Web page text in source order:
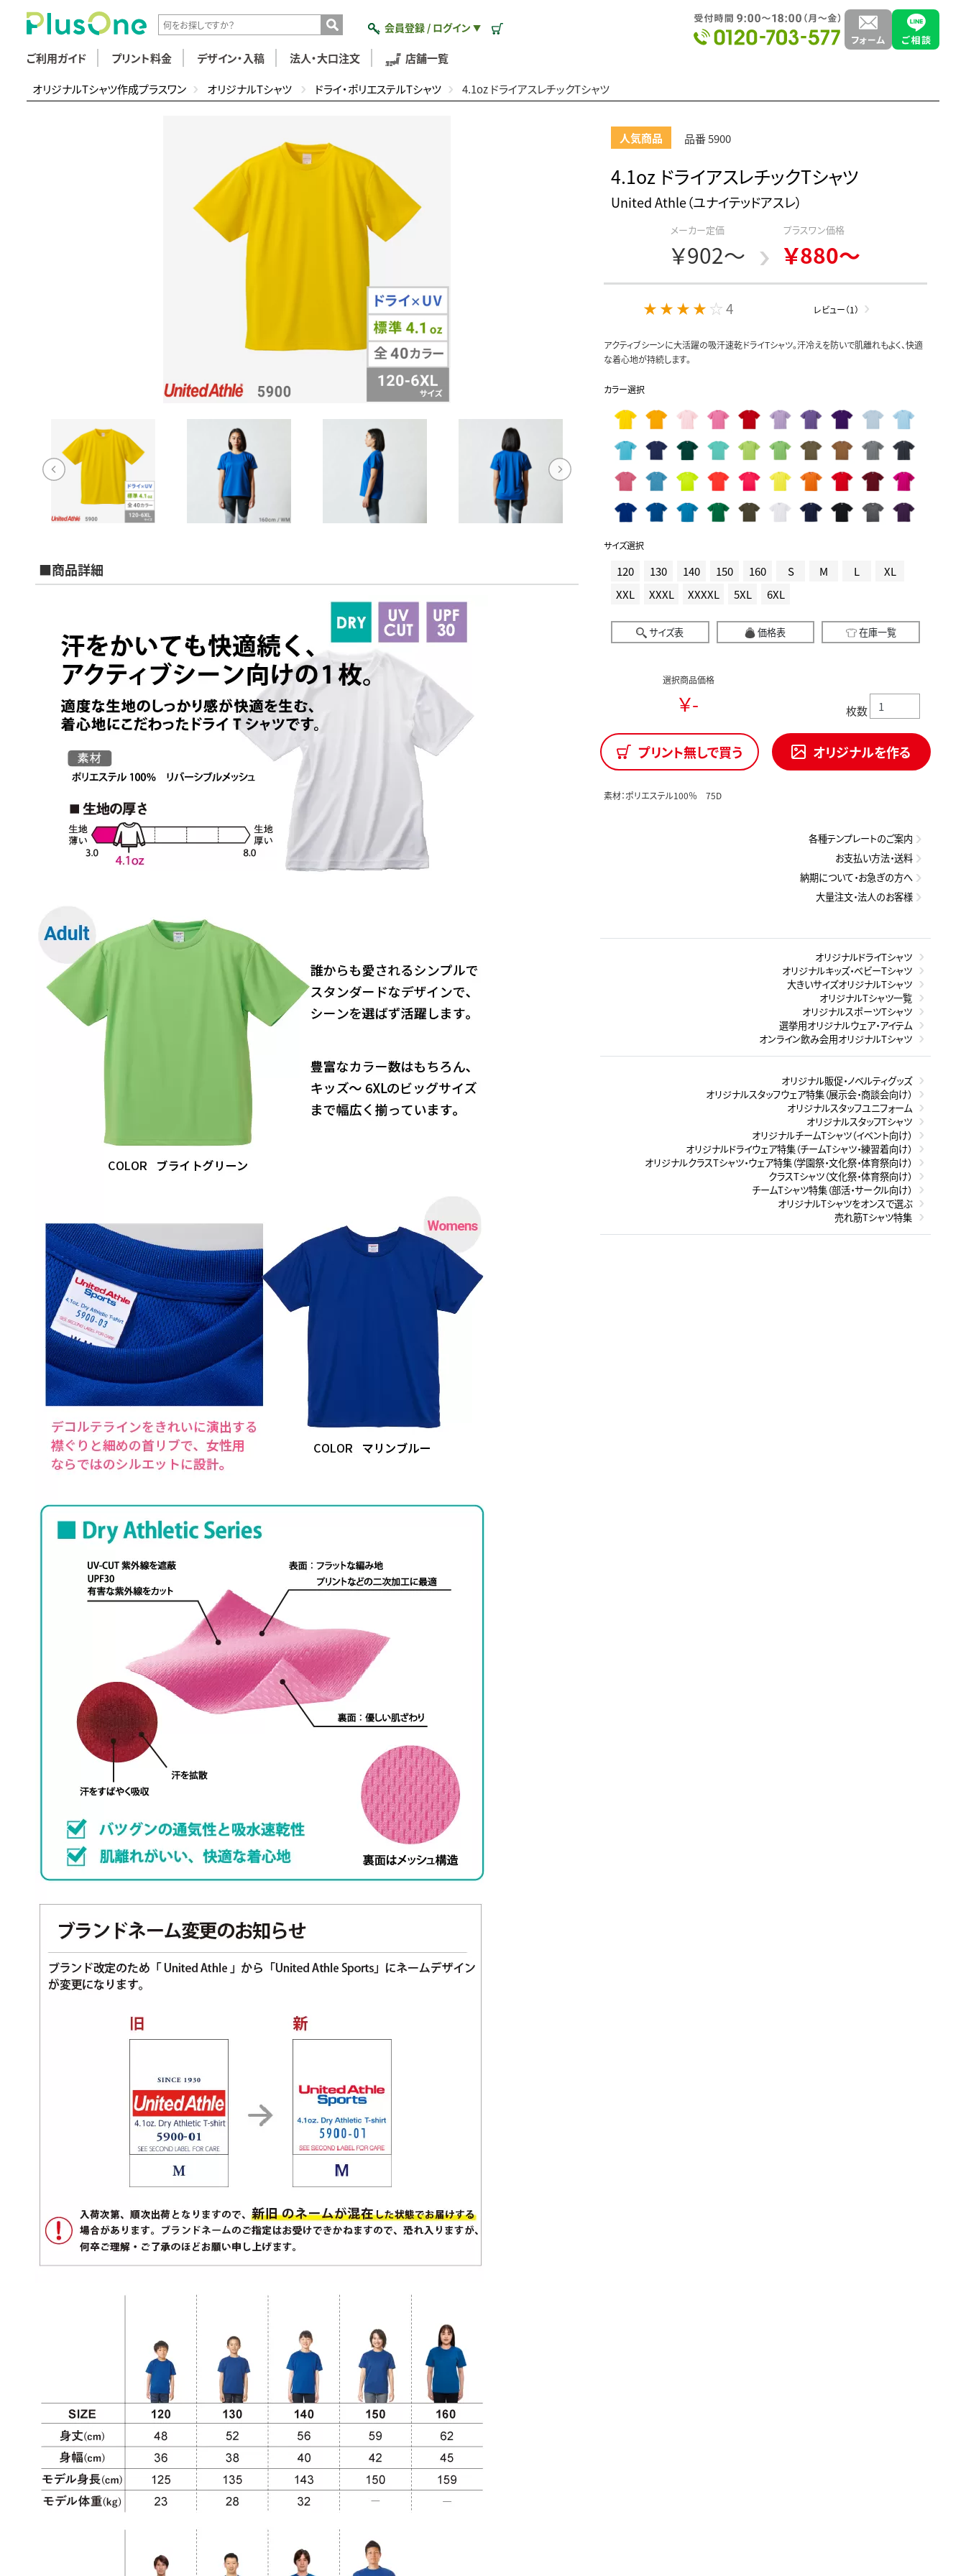
会員登録 / ログイン ▼
ご利用ガイド プリント料金 デザイン・入稿 法人・大口注文 店舗一覧
オリジナルTシャツ作成プラスワン オリジナルTシャツ ドライ・ポリエステルTシャツ 4.1oz ドライアスレチックTシャツ
■商品詳細
人気商品 品番 5900
4.1oz ドライアスレチックTシャツ
United Athle（ユナイテッドアスレ）
メーカー定価
￥902～
プラスワン価格
￥880～
★ ★ ★ ★ ☆4 レビュー（1）
アクティブシーンに大活躍の吸汗速乾ドライTシャツ。汗冷えを防いで肌離れもよく、快適
な着心地が持続します。
カラー選択
サイズ選択
120 130 140 150 160 S M L
XL
XXL
XXXL XXXXL 5XL 6XL
サイズ表 価格表 在庫一覧
選択商品価格
￥- 枚数
プリント無しで買う オリジナルを作る
素材：ポリエステル100％ 75D
各種テンプレートのご案内
お支払い方法・送料
納期について・お急ぎの方へ
大量注文・法人のお客様
オリジナルドライTシャツ
オリジナルキッズ・ベビーTシャツ
大きいサイズオリジナルTシャツ
オリジナルTシャツ一覧
オリジナルスポーツTシャツ
選挙用オリジナルウェア・アイテム
オンライン飲み会用オリジナルTシャツ
オリジナル販促・ノベルティグッズ
オリジナルスタッフウェア特集（展示会・商談会向け）
オリジナルスタッフユニフォーム
オリジナルスタッフTシャツ
オリジナルチームTシャツ（イベント向け）
オリジナルドライウェア特集（チームTシャツ・練習着向け）
オリジナルクラスTシャツ・ウェア特集（学園祭・文化祭・体育祭向け）
クラスTシャツ（文化祭・体育祭向け）
チームTシャツ特集（部活・サークル向け）
オリジナルTシャツをオンスで選ぶ
売れ筋Tシャツ特集